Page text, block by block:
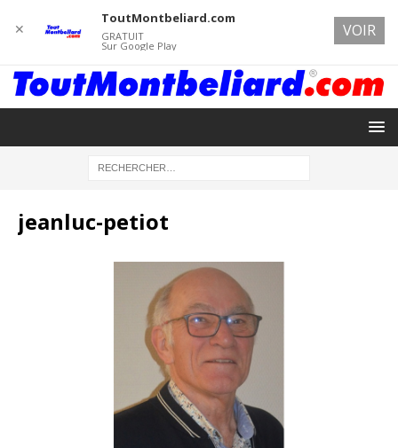
jeanluc-petiot
✕
ToutMontbeliard.com
GRATUIT
Sur Google Play
VOIR